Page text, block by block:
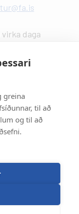
greina
til að
og til að
daga